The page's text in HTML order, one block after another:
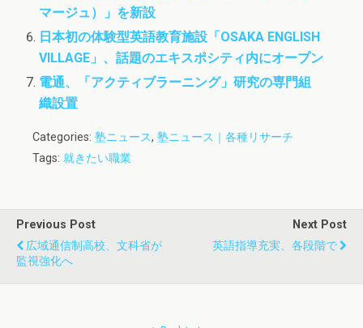
マージュ）」を新設
日本初の体験型英語教育施設「OSAKA ENGLISH
VILLAGE」、話題のエキスポシティ内にオープン
電通、「アクティブラーニング」研究の専門組
織設置
Categories: 塾ニュース, 塾ニュース｜各種リサーチ
Tags: 就きたい職業
Previous Post
広域通信制高校、文科省が
監視強化へ
Next Post
英語指導充実、各段階で